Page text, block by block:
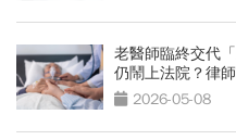
老醫師臨終交代
仍鬧上法院？律
2026-05-08